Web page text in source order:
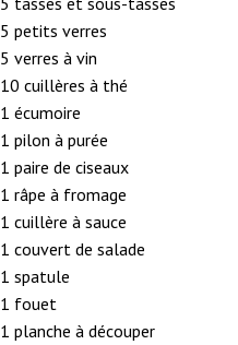
5 petits verres
5 verres à vin
10 cuillères à thé
1 écumoire
1 pilon à purée
1 paire de ciseaux
1 râpe à fromage
1 cuillère à sauce
1 couvert de salade
1 spatule
1 fouet
1 planche à découper